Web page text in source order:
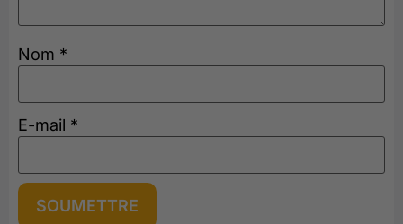
Nom *
E-mail *